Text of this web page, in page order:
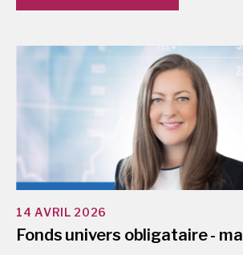
14 AVRIL 2026
Fonds univers obligataire -